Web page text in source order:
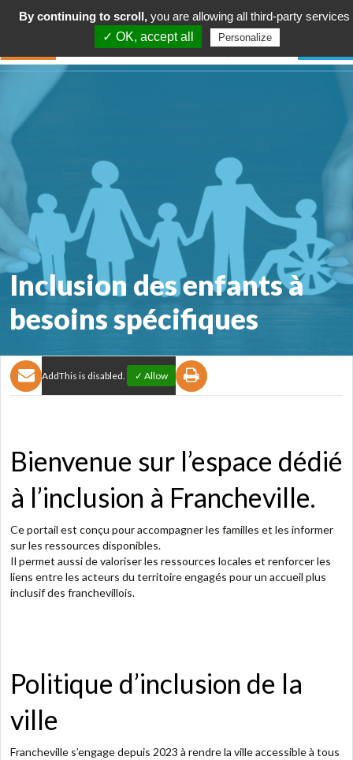
Inclusion des enfants à
besoins spécifiques
AddThis is disabled. ✓ Allow
Bienvenue sur l’espace dédié
à l’inclusion à Francheville.
Ce portail est conçu pour accompagner les familles et les informer
sur les ressources disponibles.
Il permet aussi de valoriser les ressources locales et renforcer les
liens entre les acteurs du territoire engagés pour un accueil plus
inclusif des franchevillois.
Politique d’inclusion de la
ville
Francheville s’engage depuis 2023 à rendre la ville accessible à tous
By continuing to scroll, you are allowing all third-party services
✓ OK, accept all
Personalize